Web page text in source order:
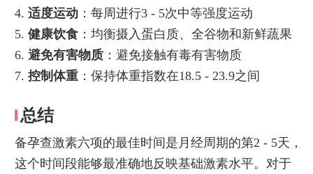
4. 适度运动：每周进行3 - 5次中等强度运动
5. 健康饮食：均衡摄入蛋白质、全谷物和新鲜蔬果
6. 避免有害物质：避免接触有毒有害物质
7. 控制体重：保持体重指数在18.5 - 23.9之间
总结
备孕查激素六项的最佳时间是月经周期的第2 - 5天，
这个时间段能够最准确地反映基础激素水平。对于